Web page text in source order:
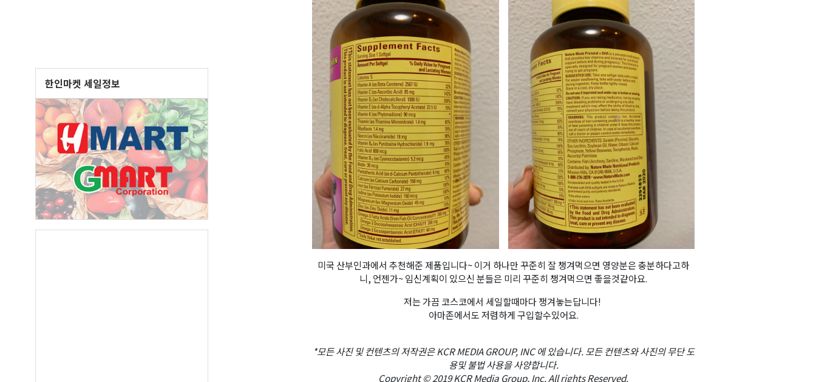
한인마켓 세일정보
미국 산부인과에서 추천해준 제품입니다~ 이거 하나만 꾸준히 잘 챙겨먹으면 영양분은 충분하다고하
니, 언젠가~ 임신계획이 있으신 분들은 미리 꾸준히 챙겨먹으면 좋을것같아요.
저는 가끔 코스코에서 세일할때마다 쟁겨놓는답니다!
아마존에서도 저렴하게 구입할수있어요.
*모든 사진 및 컨텐츠의 저작권은 KCR MEDIA GROUP, INC 에 있습니다. 모든 컨텐츠와 사진의 무단 도
용및 불법 사용을 사양합니다.
Copyright © 2019 KCR Media Group, Inc. All rights Reserved.